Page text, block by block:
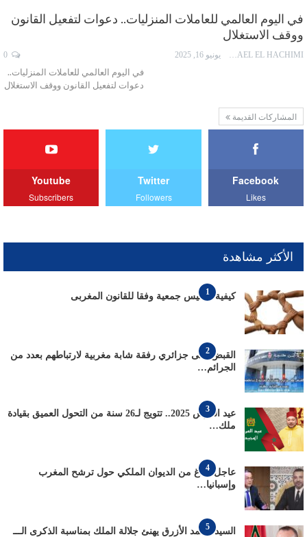
في اليوم العالمي للعاملات المنزليات.. دعوات لتفعيل القانون
ووقف الاستغلال
ISMAEL EL HACHIMI يونيو 16, 2025
في اليوم العالمي للعاملات المنزليات..
دعوات لتفعيل القانون ووقف الاستغلال
المشاركات القديمة
Facebook
Likes
Twitter
Followers
Youtube
Subscribers
الأكثر مشاهدة
1
كيفية تأسيس جمعية وفقا للقانون المغربى
2
القبض على جزائري رفقة شابة مغربية لارتباطهم بعدد من
الجرائم…
3
عيد العرش 2025.. تتويج لـ26 سنة من التحول العميق بقيادة
ملك…
4
عاجل: بلاغ من الديوان الملكي حول ترشح المغرب
وإسبانيا…
5
السيد محمد الأزرق يهنئ جلالة الملك بمناسبة الذكرى الـــ